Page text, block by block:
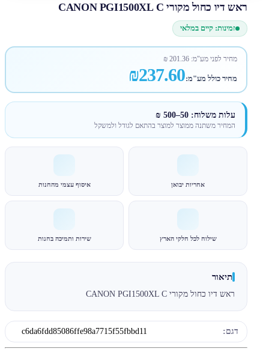
ראש דיו כחול מקורי CANON PGI1500XL C
זמינות: קיים במלאי
מחיר לפני מע"מ:201.36
₪
מחיר כולל מע"מ:₪237.60
עלות משלוח: 50–500 ₪
המחיר משתנה ממוצר למוצר בהתאם לגודל ולמשקל
אחריות יבואן איסוף עצמי מהחנות
שילוח לכל חלקי הארץ שירות ותמיכה בחנות
תיאור
ראש דיו כחול מקורי CANON PGI1500XL C
דגם: c6da6fdd85086ffe98a7715f55fbbd11